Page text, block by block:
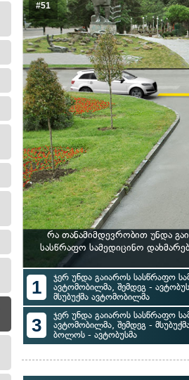
#51
რა თანამიმდევრობით უნდა
სასწრაფო სამედიცინო
1
ჯერ უნდა გაიაროს სასწრაფო
ავტომობილმა, შემდეგ -
მსუბუქმა ავტომობილმა
3
ჯერ უნდა გაიაროს სასწრაფო
ავტომობილმა, შემდეგ -
ბოლოს - ავტობუსმა